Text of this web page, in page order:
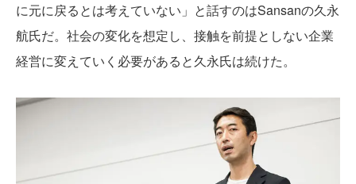
に元に戻るとは考えていない」と話すのはSansanの久永
航氏だ。社会の変化を想定し、接触を前提としない企業
経営に変えていく必要があると久永氏は続けた。